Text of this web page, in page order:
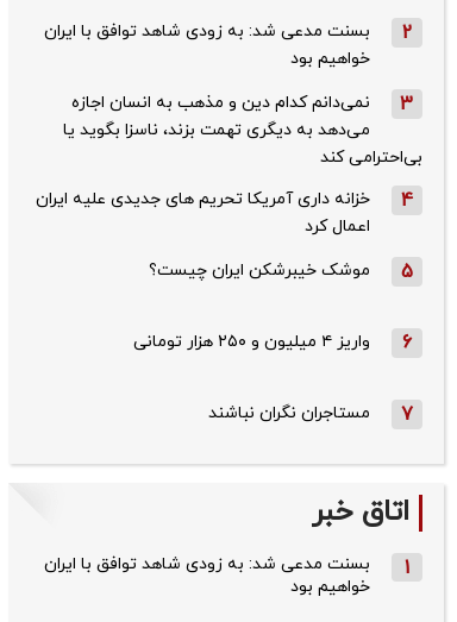
2
بسنت مدعی شد: به زودی شاهد توافق با ایران
خواهیم بود
3
نمی‌دانم کدام دین و مذهب به انسان اجازه
می‌دهد به دیگری تهمت بزند، ناسزا بگوید یا
بی‌احترامی کند
4
خزانه داری آمریکا تحریم های جدیدی علیه ایران
اعمال کرد
5 موشک خیبرشکن ایران چیست؟
6 واریز ۴ میلیون و ۲۵۰ هزار تومانی
7 مستاجران نگران نباشند
اتاق خبر
1
بسنت مدعی شد: به زودی شاهد توافق با ایران
خواهیم بود